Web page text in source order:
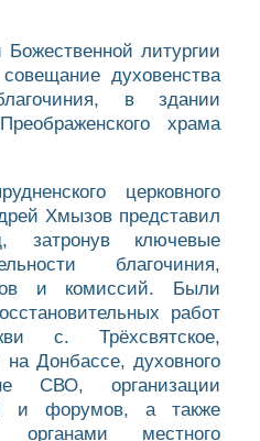
литургии
духовенства
в здании
храма
церковного
Хмызов представил
затронув ключевые
благочиния,
и комиссий. Были
работ
с. Трёхсвятское,
Донбассе, духовного
СВО, организации
и форумов, а также
органами местного